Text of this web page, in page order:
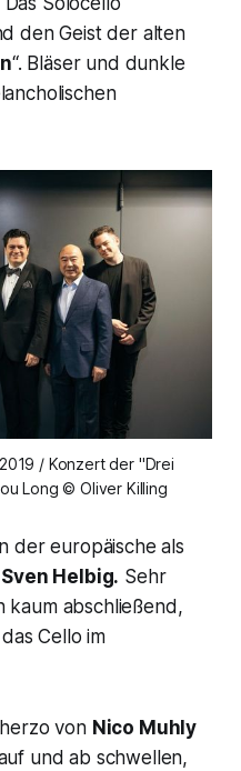
den Geist der alten
“. Bläser und dunkle
/ Konzert der "Drei
Long © Oliver Killing
der europäische als
Helbig. Sehr
kaum abschließend,
Cello im
von Nico Muhly
und ab schwellen,